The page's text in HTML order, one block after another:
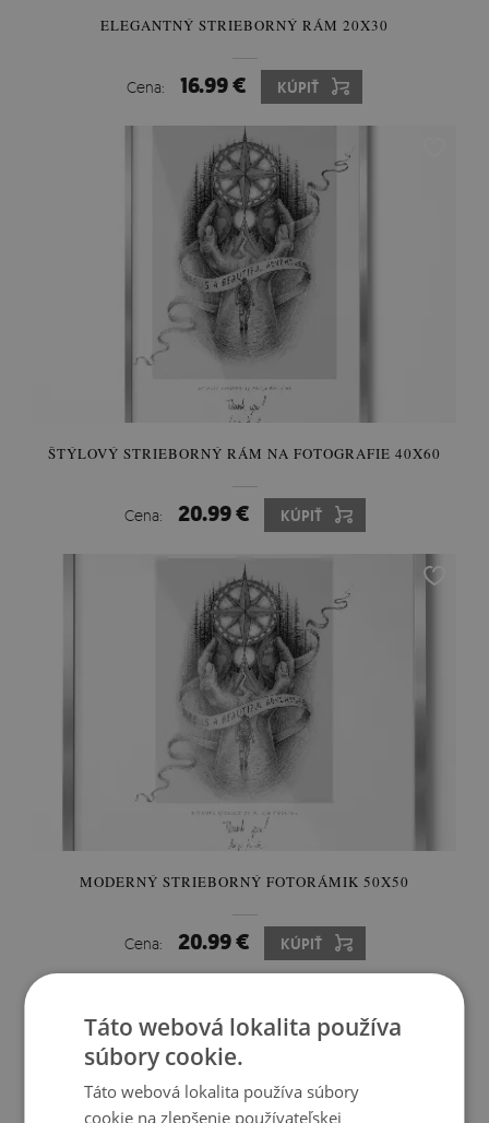
ELEGANTNÝ STRIEBORNÝ RÁM 20X30
Cena: 16.99 € KÚPIŤ
ŠTÝLOVÝ STRIEBORNÝ RÁM NA FOTOGRAFIE 40X60
Cena: 20.99 € KÚPIŤ
MODERNÝ STRIEBORNÝ FOTORÁMIK 50X50
Cena: 20.99 € KÚPIŤ
Táto webová lokalita používa
súbory cookie.
Táto webová lokalita používa súbory
cookie na zlepšenie používateľskej